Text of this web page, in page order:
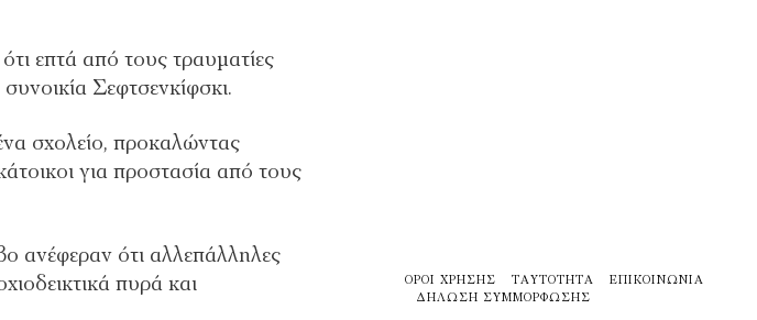
επτά από τους τραυματίες
Σεφτσενκίφσκι.
σχολείο, προκαλώντας
για προστασία από τους
ανέφεραν ότι αλλεπάλληλες
πυρά και
ΌΡΟΙ ΧΡΉΣΗΣ ΤΑΥΤΌΤΗΤΑ
ΕΠΙΚΟΙΝΩΝΊΑ
ΔΉΛΩΣΗ ΣΥΜΜΌΡΦΩΣΗΣ